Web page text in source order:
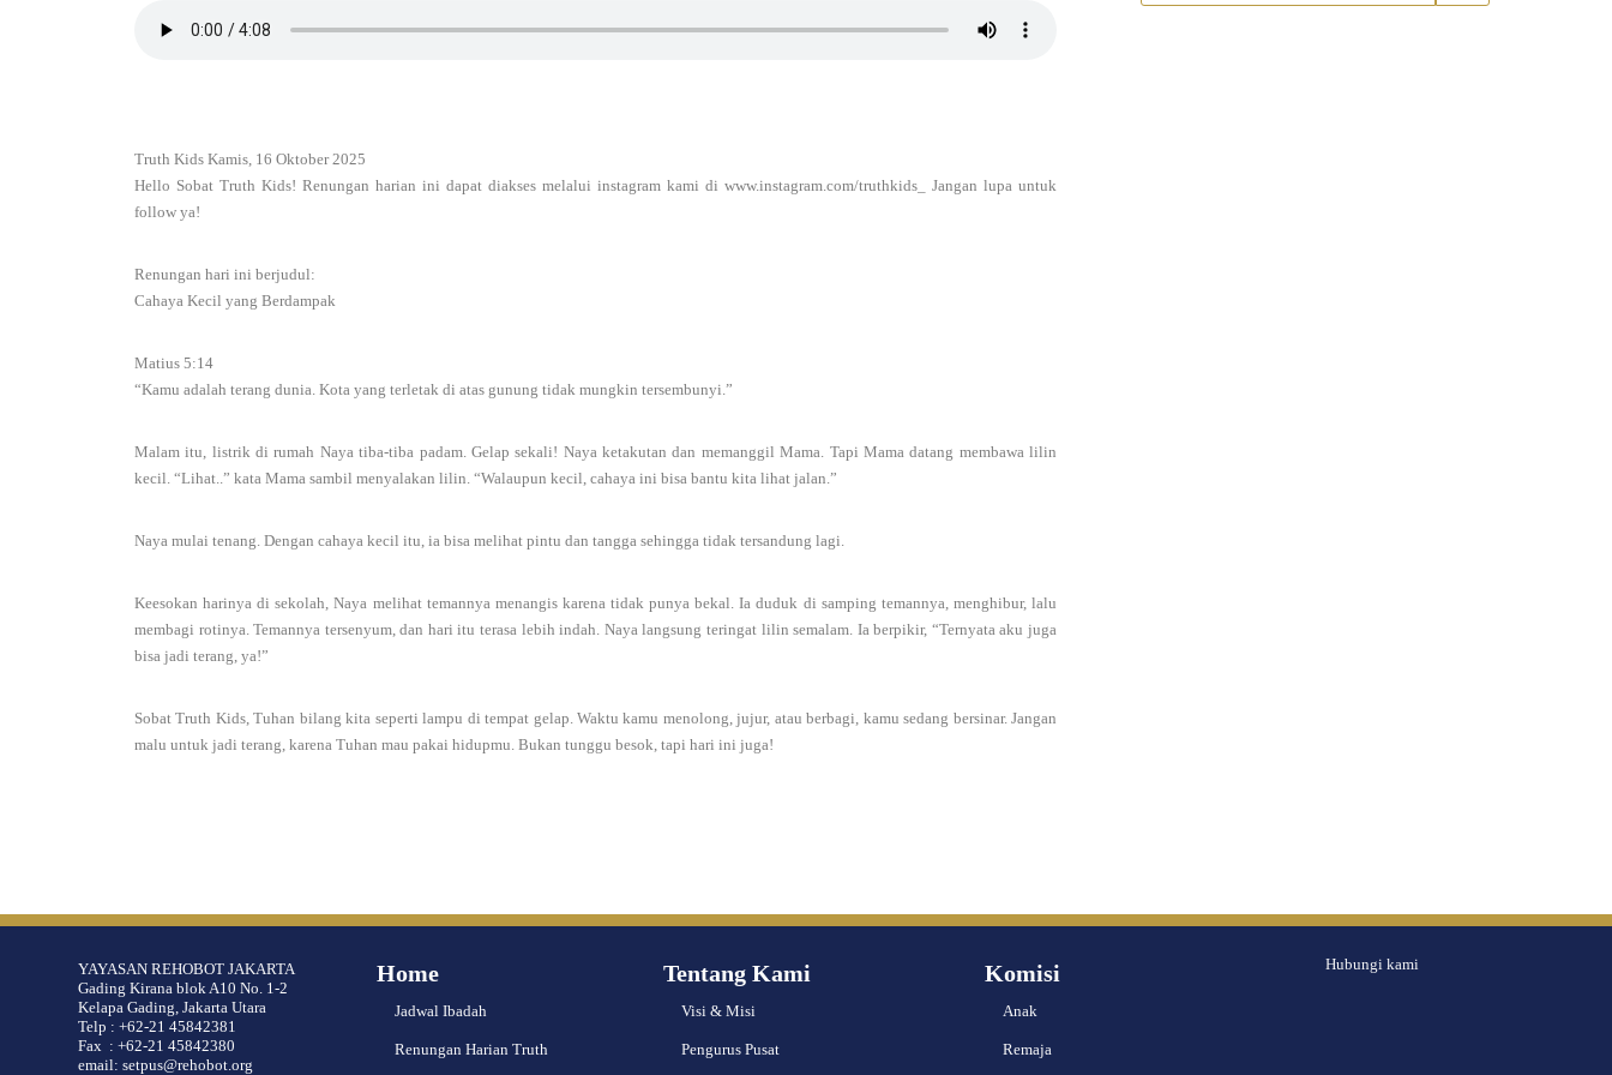
Truth Kids Kamis, 16 Oktober 2025
Hello Sobat Truth Kids! Renungan harian ini dapat diakses melalui instagram kami di www.instagram.com/truthkids_ Jangan lupa untuk
follow ya!
Renungan hari ini berjudul:
Cahaya Kecil yang Berdampak
Matius 5:14
“Kamu adalah terang dunia. Kota yang terletak di atas gunung tidak mungkin tersembunyi.”
Malam itu, listrik di rumah Naya tiba-tiba padam. Gelap sekali! Naya ketakutan dan memanggil Mama. Tapi Mama datang membawa lilin
kecil. “Lihat..” kata Mama sambil menyalakan lilin. “Walaupun kecil, cahaya ini bisa bantu kita lihat jalan.”
Naya mulai tenang. Dengan cahaya kecil itu, ia bisa melihat pintu dan tangga sehingga tidak tersandung lagi.
Keesokan harinya di sekolah, Naya melihat temannya menangis karena tidak punya bekal. Ia duduk di samping temannya, menghibur, lalu
membagi rotinya. Temannya tersenyum, dan hari itu terasa lebih indah. Naya langsung teringat lilin semalam. Ia berpikir, “Ternyata aku juga
bisa jadi terang, ya!”
Sobat Truth Kids, Tuhan bilang kita seperti lampu di tempat gelap. Waktu kamu menolong, jujur, atau berbagi, kamu sedang bersinar. Jangan
malu untuk jadi terang, karena Tuhan mau pakai hidupmu. Bukan tunggu besok, tapi hari ini juga!
YAYASAN REHOBOT JAKARTA
Gading Kirana blok A10 No. 1-2
Kelapa Gading, Jakarta Utara
Telp : +62-21 45842381
Fax : +62-21 45842380
email: setpus@rehobot.org
Home
Jadwal Ibadah
Renungan Harian Truth
Tentang Kami
Visi & Misi
Pengurus Pusat
Komisi
Anak
Remaja
Hubungi kami